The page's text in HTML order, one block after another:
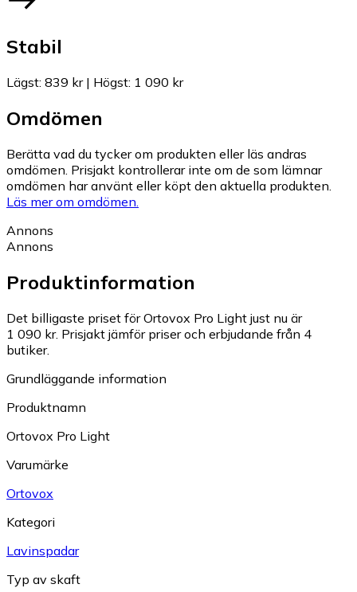
Stabil
Lägst: 839 kr| Högst: 1 090 kr
Omdömen
Berätta vad du tycker om produkten eller läs andras
omdömen. Prisjakt kontrollerar inte om de som lämnar
omdömen har använt eller köpt den aktuella produkten.
Läs mer om omdömen.
Annons
Annons
Produktinformation
Det billigaste priset för Ortovox Pro Light just nu är
1 090 kr. Prisjakt jämför priser och erbjudande från 4
butiker.
Grundläggande information
Produktnamn
Ortovox Pro Light
Varumärke
Ortovox
Kategori
Lavinspadar
Typ av skaft